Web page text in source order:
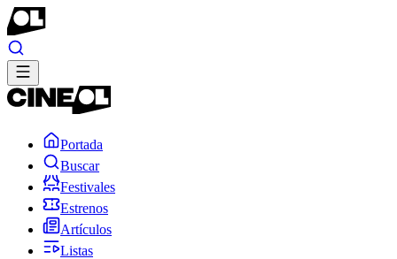
Portada
Buscar
Festivales
Estrenos
Artículos
Listas